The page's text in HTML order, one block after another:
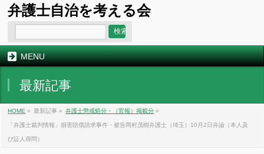
弁護士自治を考える会
MENU
最新記事
HOME » 最新記事 » 弁護士懲戒処分・（官報）掲載分 »
「弁護士裁判情報」損害賠償請求事件・被告岡村茂樹弁護士（埼玉）10月2日弁論（本人及
び証人尋問）